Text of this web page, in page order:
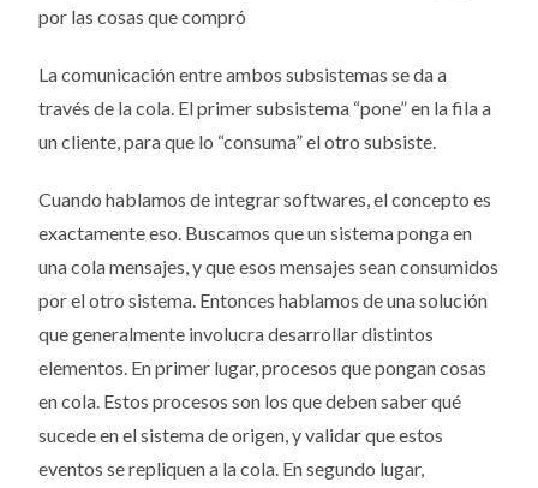
por las cosas que compró
La comunicación entre ambos subsistemas se da a
través de la cola. El primer subsistema “pone” en la fila a
un cliente, para que lo “consuma” el otro subsiste.
Cuando hablamos de integrar softwares, el concepto es
exactamente eso. Buscamos que un sistema ponga en
una cola mensajes, y que esos mensajes sean consumidos
por el otro sistema. Entonces hablamos de una solución
que generalmente involucra desarrollar distintos
elementos. En primer lugar, procesos que pongan cosas
en cola. Estos procesos son los que deben saber qué
sucede en el sistema de origen, y validar que estos
eventos se repliquen a la cola. En segundo lugar,